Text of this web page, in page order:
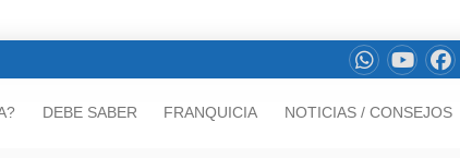
DEBE SABER FRANQUICIA NOTICIAS / CONSEJOS